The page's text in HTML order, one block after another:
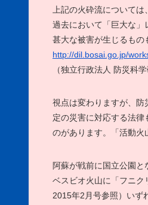
上記の火砕流について
過去において「巨大な」
甚大な被害が生じるもの
http://dil.bosai.go.jp/
（独立行政法人 防災科
視点は変わりますが、
定の災害に対応する法
のがあります。「活動火
阿蘇が戦前に国立公園と
ベスビオ火山に「フニク
2015年2月号参照）いず